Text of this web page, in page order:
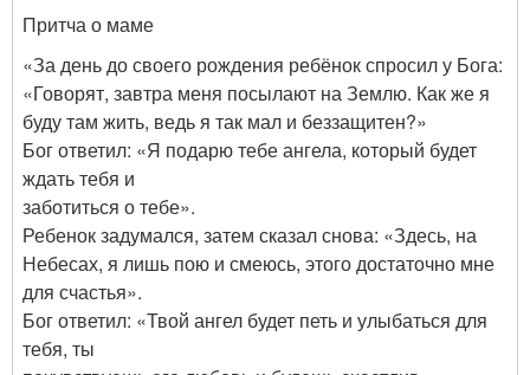
Притча о маме
«За день до своего рождения ребёнок спросил у Бога:
«Говорят, завтра меня посылают на Землю. Как же я
буду там жить, ведь я так мал и беззащитен?»
Бог ответил: «Я подарю тебе ангела, который будет
ждать тебя и
заботиться о тебе».
Ребенок задумался, затем сказал снова: «Здесь, на
Небесах, я лишь пою и смеюсь, этого достаточно мне
для счастья».
Бог ответил: «Твой ангел будет петь и улыбаться для
тебя, ты